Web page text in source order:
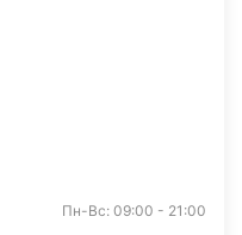
Пн-Вс: 09:00 - 21:00